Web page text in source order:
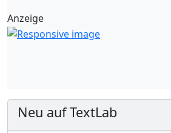
Anzeige
Neu auf TextLab